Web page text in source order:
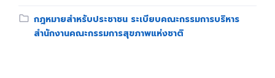
Category:
กฎหมายสำหรับประชาชน ระเบียบคณะกรรมการบริหาร
สำนักงานคณะกรรมการสุขภาพแห่งชาติ